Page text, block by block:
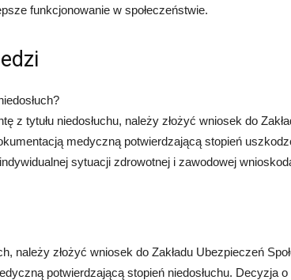
funkcjonowanie w społeczeństwie.
z tytułu niedosłuchu, należy złożyć wniosek do
medyczną potwierdzającą stopień
sytuacji zdrowotnej i zawodowej
należy złożyć wniosek do Zakładu Ubezpieczeń
potwierdzającą stopień niedosłuchu. Decyzja